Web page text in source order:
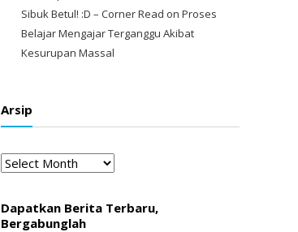
Sibuk Betul! :D – Corner Read on Proses
Belajar Mengajar Terganggu Akibat
Kesurupan Massal
Arsip
Arsip
Dapatkan Berita Terbaru,
Bergabunglah